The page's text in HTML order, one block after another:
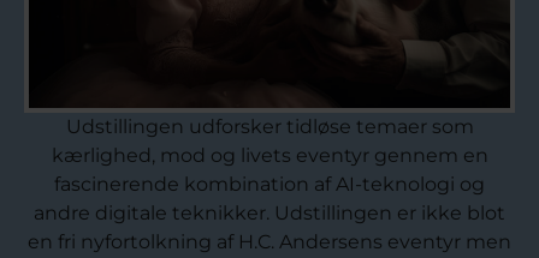
Udstillingen udforsker tidløse temaer som
kærlighed, mod og livets eventyr gennem en
fascinerende kombination af AI-teknologi og
andre digitale teknikker. Udstillingen er ikke blot
en fri nyfortolkning af H.C. Andersens eventyr men